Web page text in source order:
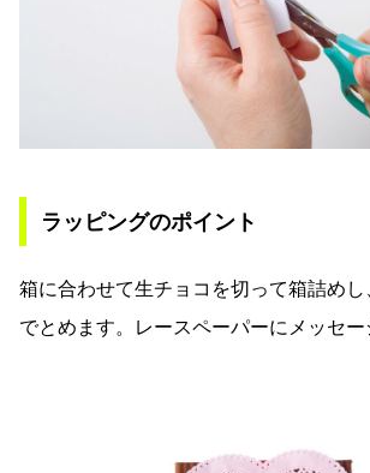
ラッピングのポイント
箱に合わせて生チョコを切って箱詰め
でとめます。レースペーパーにメッセー